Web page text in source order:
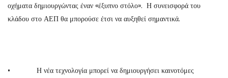
οχήματα δημιουργώντας έναν «έξυπνο στόλο». Η συνεισφορά του
κλάδου στο ΑΕΠ θα μπορούσε έτσι να αυξηθεί σημαντικά.
• Η νέα τεχνολογία μπορεί να δημιουργήσει καινοτόμες